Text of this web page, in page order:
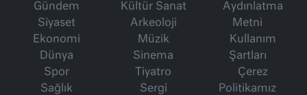
Gündem
Siyaset
Ekonomi
Dünya
Spor
Sağlık
Kültür Sanat
Arkeoloji
Müzik
Sinema
Tiyatro
Sergi
Aydınlatma
Metni
Kullanım
Şartları
Çerez
Politikamız